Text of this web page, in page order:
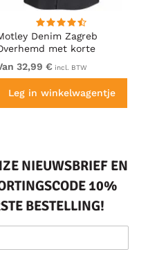
Denim Zagreb
met korte
Antraciet
32,99 € incl. BTW
Leg in winkelwagentje
NIEUWSBRIEF EN
10%
BESTELLING!